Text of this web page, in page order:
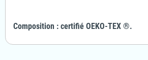
Composition : certifié OEKO-TEX ®.